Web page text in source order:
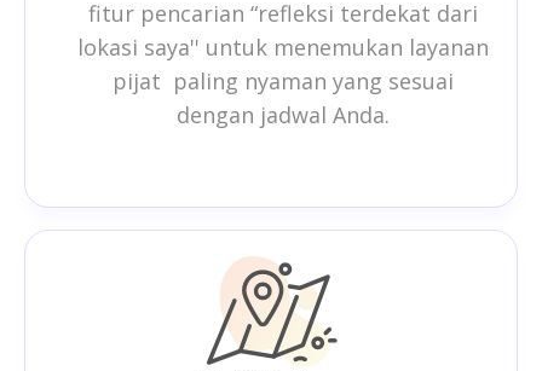
fitur pencarian “refleksi terdekat dari
lokasi saya'' untuk menemukan layanan
pijat paling nyaman yang sesuai
dengan jadwal Anda.